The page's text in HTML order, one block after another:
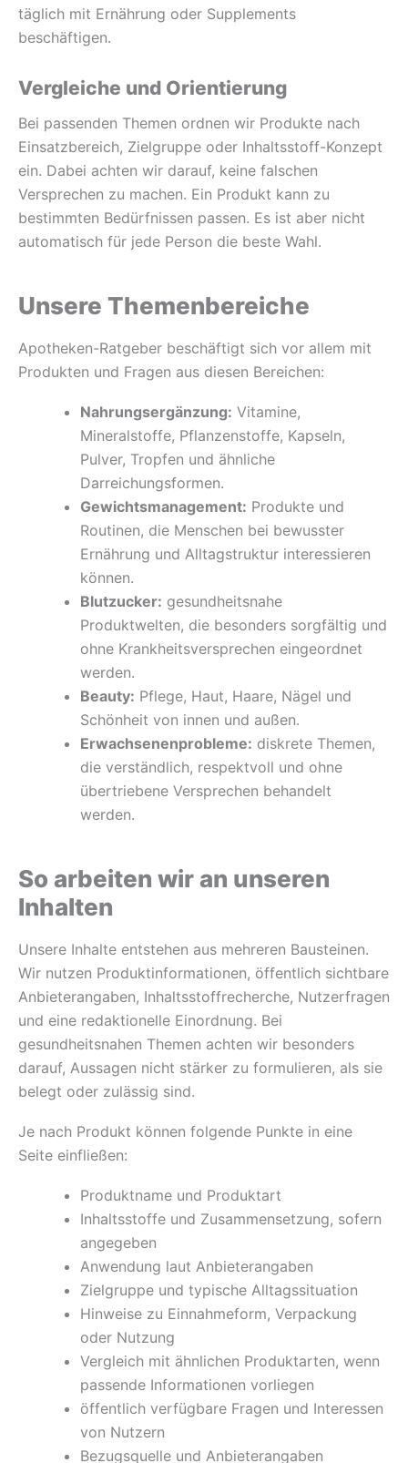
täglich mit Ernährung oder Supplements
beschäftigen.
Vergleiche und Orientierung
Bei passenden Themen ordnen wir Produkte nach
Einsatzbereich, Zielgruppe oder Inhaltsstoff-Konzept
ein. Dabei achten wir darauf, keine falschen
Versprechen zu machen. Ein Produkt kann zu
bestimmten Bedürfnissen passen. Es ist aber nicht
automatisch für jede Person die beste Wahl.
Unsere Themenbereiche
Apotheken-Ratgeber beschäftigt sich vor allem mit
Produkten und Fragen aus diesen Bereichen:
Nahrungsergänzung: Vitamine,
Mineralstoffe, Pflanzenstoffe, Kapseln,
Pulver, Tropfen und ähnliche
Darreichungsformen.
Gewichtsmanagement: Produkte und
Routinen, die Menschen bei bewusster
Ernährung und Alltagstruktur interessieren
können.
Blutzucker: gesundheitsnahe
Produktwelten, die besonders sorgfältig und
ohne Krankheitsversprechen eingeordnet
werden.
Beauty: Pflege, Haut, Haare, Nägel und
Schönheit von innen und außen.
Erwachsenenprobleme: diskrete Themen,
die verständlich, respektvoll und ohne
übertriebene Versprechen behandelt
werden.
So arbeiten wir an unseren
Inhalten
Unsere Inhalte entstehen aus mehreren Bausteinen.
Wir nutzen Produktinformationen, öffentlich sichtbare
Anbieterangaben, Inhaltsstoffrecherche, Nutzerfragen
und eine redaktionelle Einordnung. Bei
gesundheitsnahen Themen achten wir besonders
darauf, Aussagen nicht stärker zu formulieren, als sie
belegt oder zulässig sind.
Je nach Produkt können folgende Punkte in eine
Seite einfließen:
Produktname und Produktart
Inhaltsstoffe und Zusammensetzung, sofern
angegeben
Anwendung laut Anbieterangaben
Zielgruppe und typische Alltagssituation
Hinweise zu Einnahmeform, Verpackung
oder Nutzung
Vergleich mit ähnlichen Produktarten, wenn
passende Informationen vorliegen
öffentlich verfügbare Fragen und Interessen
von Nutzern
Bezugsquelle und Anbieterangaben